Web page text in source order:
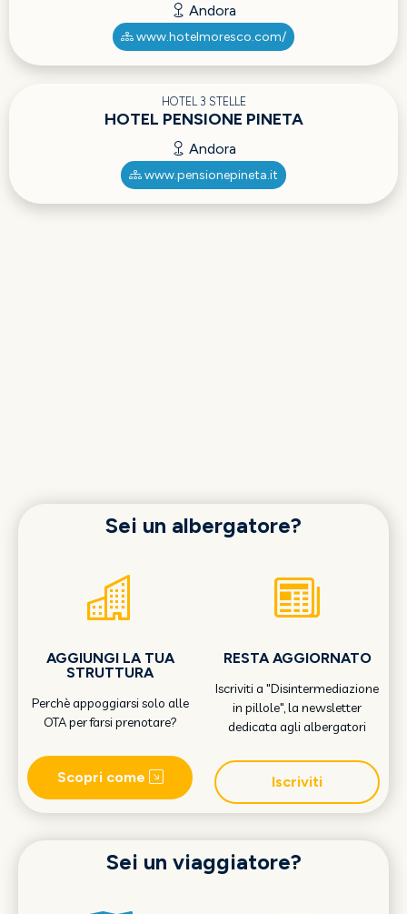
Andora
www.hotelmoresco.com/
HOTEL 3 STELLE
HOTEL PENSIONE PINETA
Andora
www.pensionepineta.it
Sei un albergatore?
AGGIUNGI LA TUA
STRUTTURA
Perchè appoggiarsi solo alle
OTA per farsi prenotare?
Scopri come
RESTA AGGIORNATO
Iscriviti a "Disintermediazione
in pillole", la newsletter
dedicata agli albergatori
Iscriviti
Sei un viaggiatore?